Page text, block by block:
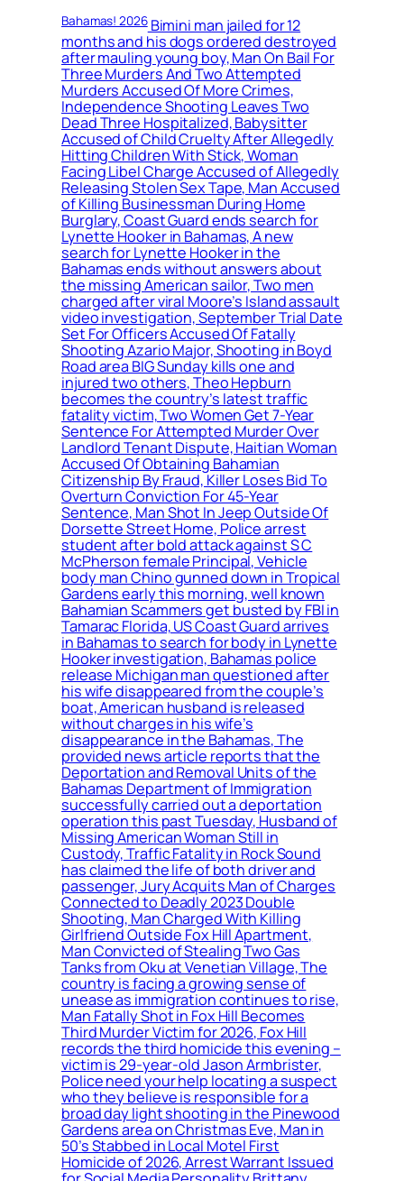
Bahamas! 2026Bimini man jailed for 12
months and his dogs ordered destroyed
after mauling young boy, Man On Bail For
Three Murders And Two Attempted
Murders Accused Of More Crimes,
Independence Shooting Leaves Two
Dead Three Hospitalized, Babysitter
Accused of Child Cruelty After Allegedly
Hitting Children With Stick, Woman
Facing Libel Charge Accused of Allegedly
Releasing Stolen Sex Tape, Man Accused
of Killing Businessman During Home
Burglary, Coast Guard ends search for
Lynette Hooker in Bahamas, A new
search for Lynette Hooker in the
Bahamas ends without answers about
the missing American sailor, Two men
charged after viral Moore’s Island assault
video investigation, September Trial Date
Set For Officers Accused Of Fatally
Shooting Azario Major, Shooting in Boyd
Road area BIG Sunday kills one and
injured two others, Theo Hepburn
becomes the country’s latest traffic
fatality victim, Two Women Get 7-Year
Sentence For Attempted Murder Over
Landlord Tenant Dispute, Haitian Woman
Accused Of Obtaining Bahamian
Citizenship By Fraud, Killer Loses Bid To
Overturn Conviction For 45-Year
Sentence, Man Shot In Jeep Outside Of
Dorsette Street Home, Police arrest
student after bold attack against S C
McPherson female Principal, Vehicle
body man Chino gunned down in Tropical
Gardens early this morning, well known
Bahamian Scammers get busted by FBI in
Tamarac Florida, US Coast Guard arrives
in Bahamas to search for body in Lynette
Hooker investigation, Bahamas police
release Michigan man questioned after
his wife disappeared from the couple’s
boat, American husband is released
without charges in his wife’s
disappearance in the Bahamas, The
provided news article reports that the
Deportation and Removal Units of the
Bahamas Department of Immigration
successfully carried out a deportation
operation this past Tuesday, Husband of
Missing American Woman Still in
Custody, Traffic Fatality in Rock Sound
has claimed the life of both driver and
passenger, Jury Acquits Man of Charges
Connected to Deadly 2023 Double
Shooting, Man Charged With Killing
Girlfriend Outside Fox Hill Apartment,
Man Convicted of Stealing Two Gas
Tanks from Oku at Venetian Village, The
country is facing a growing sense of
unease as immigration continues to rise,
Man Fatally Shot in Fox Hill Becomes
Third Murder Victim for 2026, Fox Hill
records the third homicide this evening –
victim is 29-year-old Jason Armbrister,
Police need your help locating a suspect
who they believe is responsible for a
broad day light shooting in the Pinewood
Gardens area on Christmas Eve, Man in
50’s Stabbed in Local Motel First
Homicide of 2026, Arrest Warrant Issued